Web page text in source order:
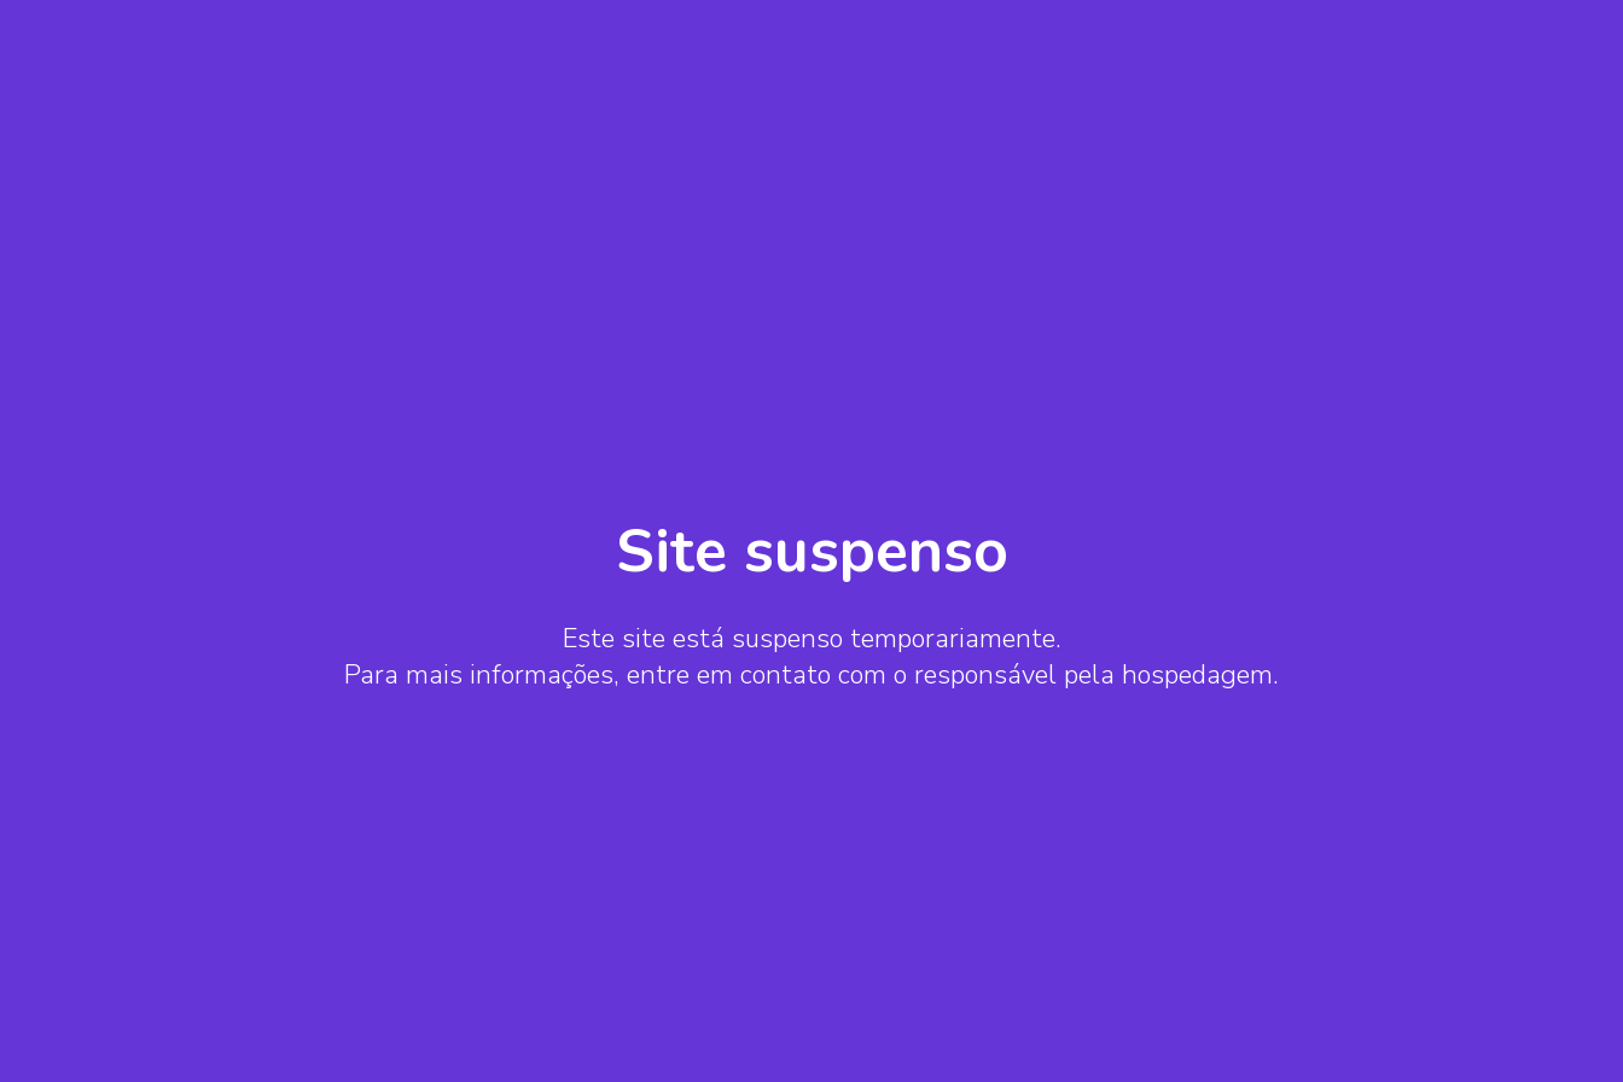
Site suspenso
Este site está suspenso temporariamente.
Para mais informações, entre em contato com o responsável pela hospedagem.